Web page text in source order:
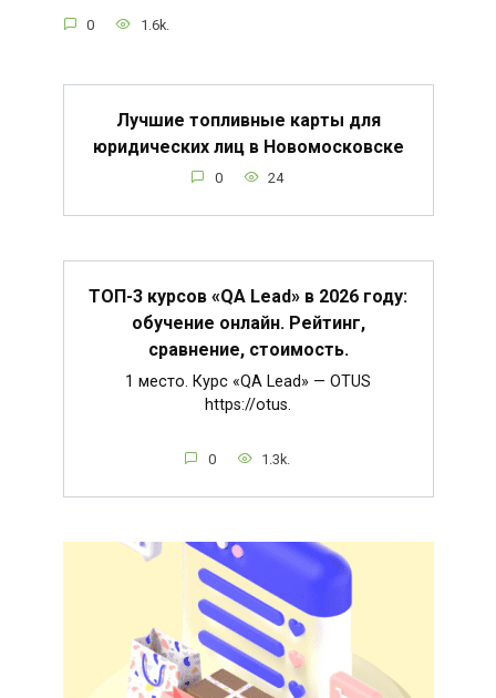
0 1.6k.
Лучшие топливные карты для
юридических лиц в Новомосковске
0 24
ТОП-3 курсов «QA Lead» в 2026 году:
обучение онлайн. Рейтинг,
сравнение, стоимость.
1 место. Курс «QA Lead» — OTUS
https://otus.
0 1.3k.